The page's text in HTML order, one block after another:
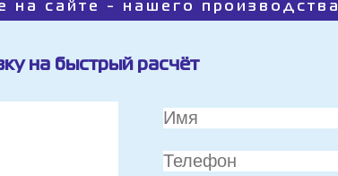
на сайте - нашего производства
на быстрый расчёт